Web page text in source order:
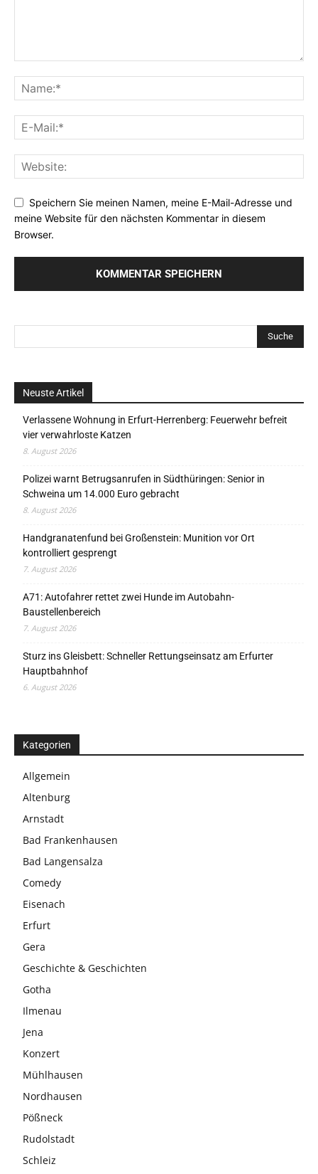
Speichern Sie meinen Namen, meine E-Mail-Adresse und
meine Website für den nächsten Kommentar in diesem
Browser.
Neuste Artikel
Verlassene Wohnung in Erfurt-Herrenberg: Feuerwehr befreit
vier verwahrloste Katzen
8. August 2026
Polizei warnt Betrugsanrufen in Südthüringen: Senior in
Schweina um 14.000 Euro gebracht
8. August 2026
Handgranatenfund bei Großenstein: Munition vor Ort
kontrolliert gesprengt
7. August 2026
A71: Autofahrer rettet zwei Hunde im Autobahn-
Baustellenbereich
7. August 2026
Sturz ins Gleisbett: Schneller Rettungseinsatz am Erfurter
Hauptbahnhof
6. August 2026
Kategorien
Allgemein
Altenburg
Arnstadt
Bad Frankenhausen
Bad Langensalza
Comedy
Eisenach
Erfurt
Gera
Geschichte & Geschichten
Gotha
Ilmenau
Jena
Konzert
Mühlhausen
Nordhausen
Pößneck
Rudolstadt
Schleiz